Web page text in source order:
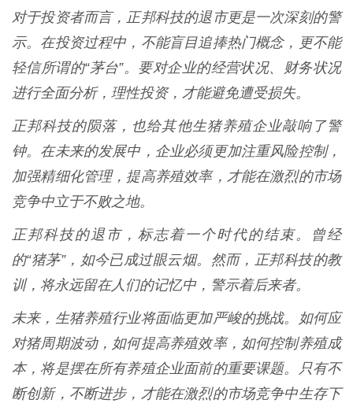
对于投资者而言，正邦科技的退市更是一次深刻的警
示。在投资过程中，不能盲目追捧热门概念，更不能
轻信所谓的“茅台”。要对企业的经营状况、财务状况
进行全面分析，理性投资，才能避免遭受损失。
正邦科技的陨落，也给其他生猪养殖企业敲响了警
钟。在未来的发展中，企业必须更加注重风险控制，
加强精细化管理，提高养殖效率，才能在激烈的市场
竞争中立于不败之地。
正邦科技的退市，标志着一个时代的结束。曾经
的“猪茅”，如今已成过眼云烟。然而，正邦科技的教
训，将永远留在人们的记忆中，警示着后来者。
未来，生猪养殖行业将面临更加严峻的挑战。如何应
对猪周期波动，如何提高养殖效率，如何控制养殖成
本，将是摆在所有养殖企业面前的重要课题。只有不
断创新，不断进步，才能在激烈的市场竞争中生存下